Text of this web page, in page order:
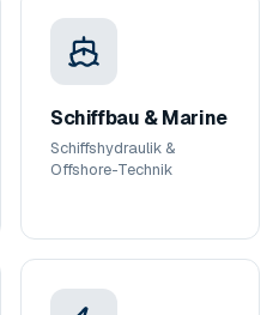
Schiffbau & Marine
Schiffshydraulik &
Offshore-Technik